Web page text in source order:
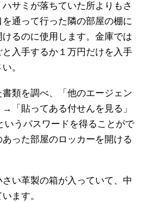
サミが落ちていた所よりもさ
通って行った隣の部屋の棚に
るのに使用します。金庫では
入手するか１万円だけを入手
。
類を調べ、「他のエージェン
→「貼ってある付せんを見る」
いうパスワードを得ることがで
った部屋のロッカーを開ける
い革製の箱が入っていて、中
ます。